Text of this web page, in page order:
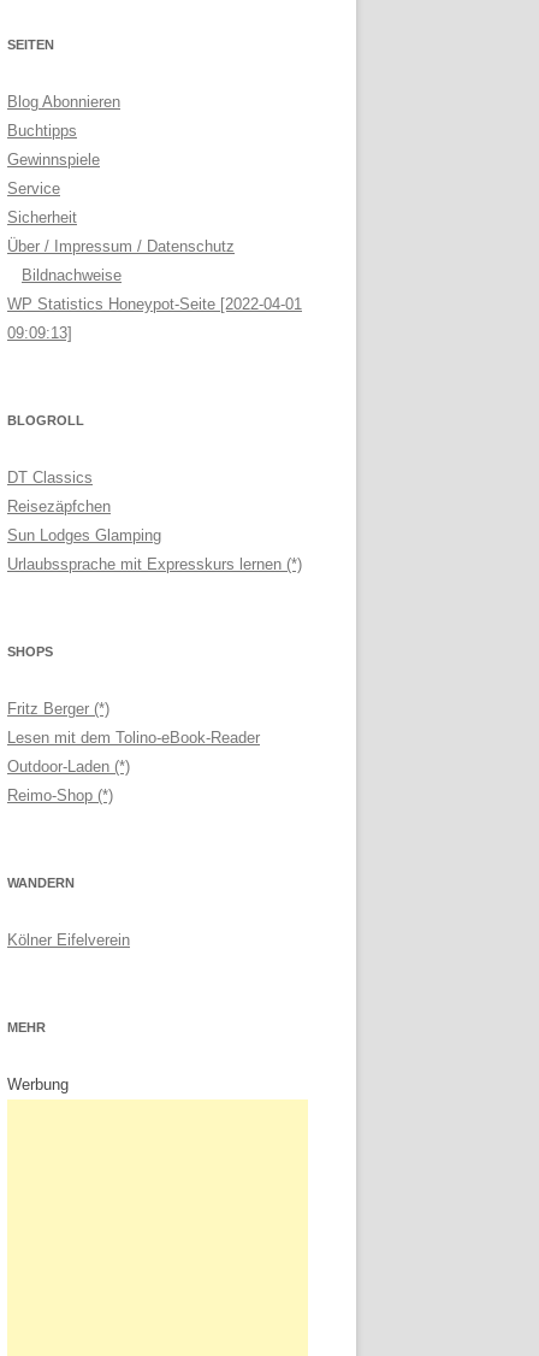
SEITEN
Blog Abonnieren
Buchtipps
Gewinnspiele
Service
Sicherheit
Über / Impressum / Datenschutz
Bildnachweise
WP Statistics Honeypot-Seite [2022-04-01
09:09:13]
BLOGROLL
DT Classics
Reisezäpfchen
Sun Lodges Glamping
Urlaubssprache mit Expresskurs lernen (*)
SHOPS
Fritz Berger (*)
Lesen mit dem Tolino-eBook-Reader
Outdoor-Laden (*)
Reimo-Shop (*)
WANDERN
Kölner Eifelverein
MEHR
Werbung